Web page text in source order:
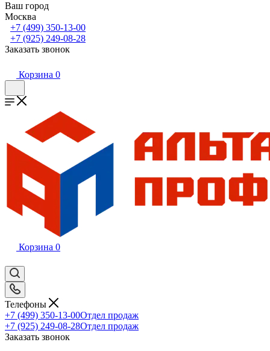
Ваш город
Москва
+7 (499) 350-13-00
+7 (925) 249-08-28
Заказать звонок
Корзина 0
Корзина 0
Телефоны
+7 (499) 350-13-00Отдел продаж
+7 (925) 249-08-28Отдел продаж
Заказать звонок